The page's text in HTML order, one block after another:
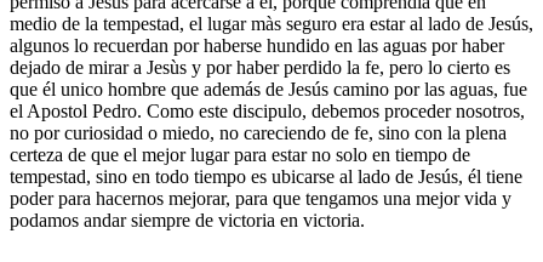
medio de la tempestad, el lugar màs seguro era estar al lado de Jesús,
algunos lo recuerdan por haberse hundido en las aguas por haber
dejado de mirar a Jesùs y por haber perdido la fe, pero lo cierto es
que él unico hombre que además de Jesús camino por las aguas, fue
el Apostol Pedro. Como este discipulo, debemos proceder nosotros,
no por curiosidad o miedo, no careciendo de fe, sino con la plena
certeza de que el mejor lugar para estar no solo en tiempo de
tempestad, sino en todo tiempo es ubicarse al lado de Jesús, él tiene
poder para hacernos mejorar, para que tengamos una mejor vida y
podamos andar siempre de victoria en victoria.